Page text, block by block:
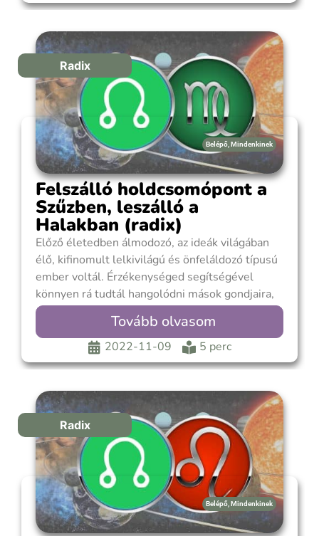
Radix
Belépő Mindenkinek
Felszálló holdcsomópont a
Szűzben, leszálló a
Halakban (radix)
Előző életedben álmodozó, az ideák világában
élő, kifinomult lelkivilágú és önfeláldozó típusú
ember voltál. Érzékenységed segítségével
könnyen rá tudtál hangolódni mások gondjaira,
problémáira. Jótékony természeted, a
bensődből fakadó együttérzés azonnali
segítségnyújtásra ösztönzött. Gyakran
magaddal sem törődve, önfeláldozó módon
miközben a sajátodat nem voltál képes.
Hiányzott a
Tovább olvasom
2022-11-09 5 perc
Radix
Belépő Mindenkinek